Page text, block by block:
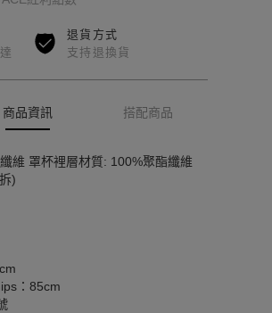
退貨方式
支持退換貨
商品資訊 搭配商品
維 罩杯裡層材質: 100%聚酯纖維
)
：85cm